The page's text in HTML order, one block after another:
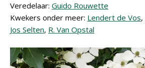
Veredelaar: Guido Rouwette
Kwekers onder meer: Lendert de Vos,
Jos Selten, R. Van Opstal